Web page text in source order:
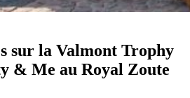
sur la Valmont Trophy
& Me au Royal Zoute